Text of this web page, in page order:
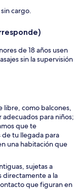
cargo.
de 18 años usen
sin la supervisión
libre, como balcones,
para niños;
que te
tu llegada para
una habitación que
sujetas a
directamente a la
que figuran en